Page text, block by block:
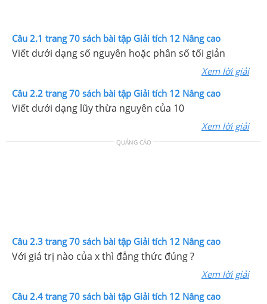
Câu 2.1 trang 70 sách bài tập Giải tích 12 Nâng cao
Viết dưới dạng số nguyên hoặc phân số tối giản
Xem lời giải
Câu 2.2 trang 70 sách bài tập Giải tích 12 Nâng cao
Viết dưới dạng lũy thừa nguyên của 10
Xem lời giải
QUẢNG CÁO
Câu 2.3 trang 70 sách bài tập Giải tích 12 Nâng cao
Với giá trị nào của x thì đẳng thức đúng ?
Xem lời giải
Câu 2.4 trang 70 sách bài tập Giải tích 12 Nâng cao